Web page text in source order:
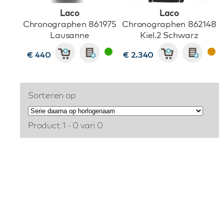
Laco
Chronographen 861975
Lausanne
€ 440
Laco
Chronographen 862148
Kiel.2 Schwarz
€ 2.340
Sorteren op
Product 1 - 0 van 0